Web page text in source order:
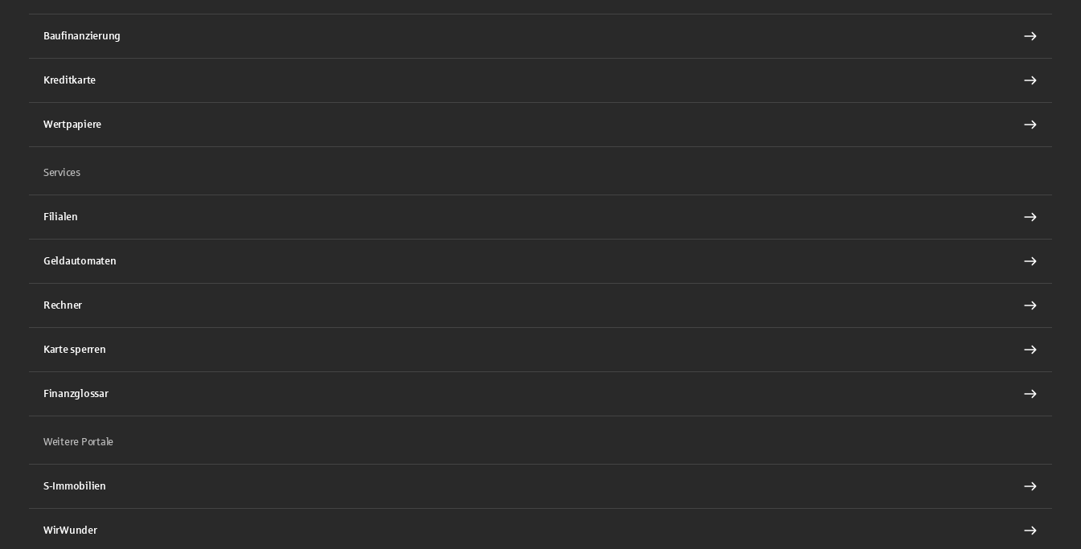
Baufinanzierung
Kreditkarte
Wertpapiere
Services
Filialen
Geldautomaten
Rechner
Karte sperren
Finanzglossar
Weitere Portale
S-Immobilien
WirWunder